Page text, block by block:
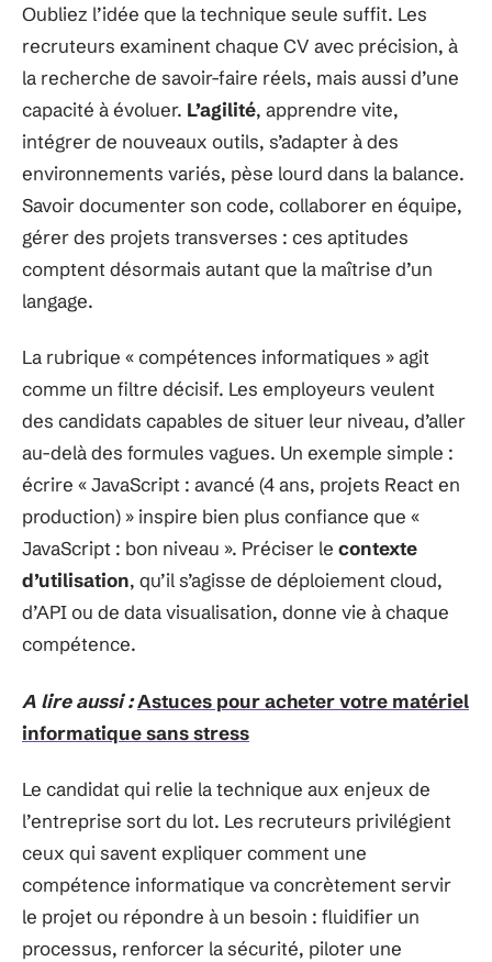
Oubliez l’idée que la technique seule suffit. Les
recruteurs examinent chaque CV avec précision, à
la recherche de savoir-faire réels, mais aussi d’une
capacité à évoluer. L’agilité, apprendre vite,
intégrer de nouveaux outils, s’adapter à des
environnements variés, pèse lourd dans la balance.
Savoir documenter son code, collaborer en équipe,
gérer des projets transverses : ces aptitudes
comptent désormais autant que la maîtrise d’un
langage.
La rubrique « compétences informatiques » agit
comme un filtre décisif. Les employeurs veulent
des candidats capables de situer leur niveau, d’aller
au-delà des formules vagues. Un exemple simple :
écrire « JavaScript : avancé (4 ans, projets React en
production) » inspire bien plus confiance que «
JavaScript : bon niveau ». Préciser le contexte
d’utilisation, qu’il s’agisse de déploiement cloud,
d’API ou de data visualisation, donne vie à chaque
compétence.
A lire aussi :Astuces pour acheter votre matériel
informatique sans stress
Le candidat qui relie la technique aux enjeux de
l’entreprise sort du lot. Les recruteurs privilégient
ceux qui savent expliquer comment une
compétence informatique va concrètement servir
le projet ou répondre à un besoin : fluidifier un
processus, renforcer la sécurité, piloter une